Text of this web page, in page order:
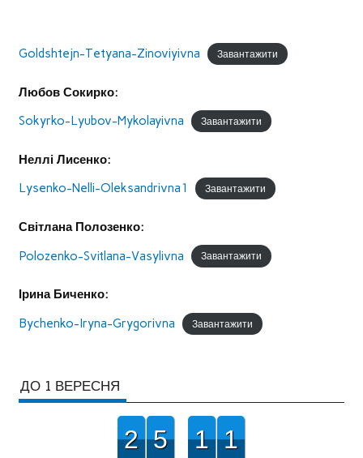
Goldshtejn-Tetyana-Zinoviyivna Завантажити
Любов Сокирко:
Sokyrko-Lyubov-Mykolayivna
Завантажити
Неллі Лисенко:
Lysenko-Nelli-Oleksandrivna1
Завантажити
Світлана Полозенко:
Polozenko-Svitlana-Vasylivna
Завантажити
Ірина Биченко:
Bychenko-Iryna-Grygorivna
Завантажити
ДО 1 ВЕРЕСНЯ
2 5 1 1